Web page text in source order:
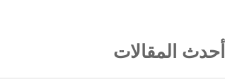
أحدث المقالات